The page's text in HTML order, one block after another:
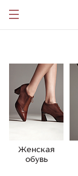
Женская
обувь